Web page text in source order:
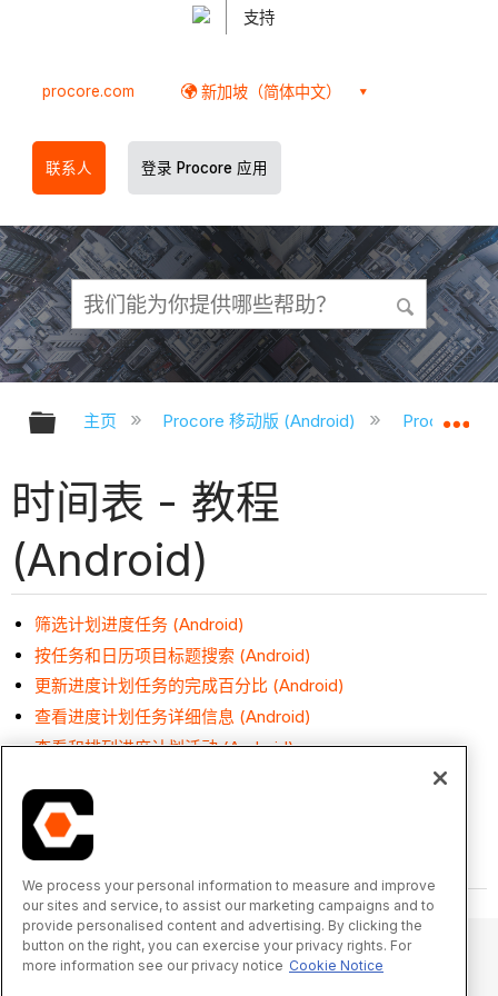
支持
procore.com 新加坡（简体中文）
联系人 登录 Procore 应用
扩展/隐缩全局层次
主页 Procore 移动版 (Android) Procore
时间表 - 教程
(Android)
筛选计划进度任务 (Android)
按任务和日历项目标题搜索 (Android)
更新进度计划任务的完成百分比 (Android)
查看进度计划任务详细信息 (Android)
查看和排列进度计划活动 (Android)
We process your personal information to measure and improve
our sites and service, to assist our marketing campaigns and to
provide personalised content and advertising. By clicking the
button on the right, you can exercise your privacy rights. For
more information see our privacy notice Cookie Notice